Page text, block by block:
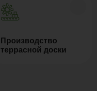
Производство
террасной доски